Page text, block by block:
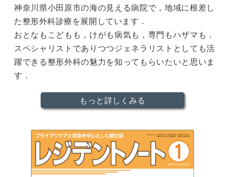
神奈川県小田原市の海の見える病院で，地域に根差し
た整形外科診療を展開しています．
おとなもこどもも，けがも病気も，専門もハザマも．
スペシャリストでありつつジェネラリストとしても活
躍できる整形外科の魅力を知ってもらいたいと思いま
す．
もっと詳しくみる